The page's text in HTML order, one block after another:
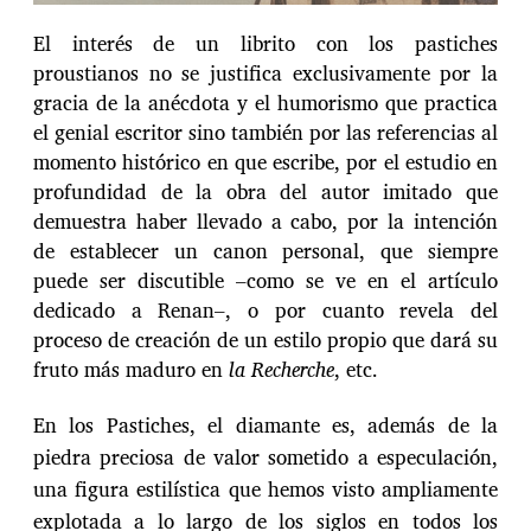
El interés de un librito con los pastiches
proustianos no se justifica exclusivamente por la
gracia de la anécdota y el humorismo que practica
el genial escritor sino también por las referencias al
momento histórico en que escribe, por el estudio en
profundidad de la obra del autor imitado que
demuestra haber llevado a cabo, por la intención
de establecer un canon personal, que siempre
puede ser discutible –como se ve en el artículo
dedicado a Renan–, o por cuanto revela del
proceso de creación de un estilo propio que dará su
fruto más maduro enla Recherche, etc.
En los Pastiches, el diamante es, además de la
piedra preciosa de valor sometido a especulación,
una figura estilística que hemos visto ampliamente
explotada a lo largo de los siglos en todos los